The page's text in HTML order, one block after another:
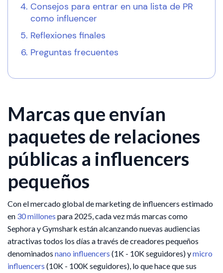
Consejos para entrar en una lista de PR
como influencer
Reflexiones finales
Preguntas frecuentes
Marcas que envían
paquetes de relaciones
públicas a influencers
pequeños
Con el mercado global de marketing de influencers estimado
en 30 millones para 2025, cada vez más marcas como
Sephora y Gymshark están alcanzando nuevas audiencias
atractivas todos los días a través de creadores pequeños
denominados nano influencers (1K - 10K seguidores) ymicro
influencers (10K - 100K seguidores), lo que hace que sus